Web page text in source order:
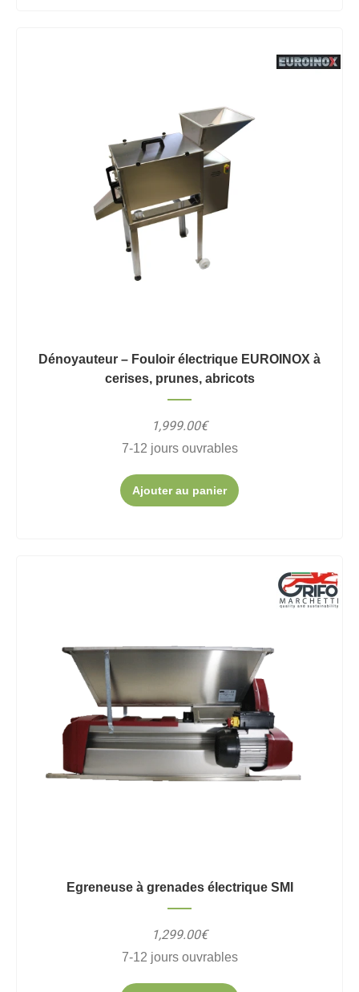
Dénoyauteur – Fouloir électrique EUROINOX à
cerises, prunes, abricots
1,999.00€
7-12 jours ouvrables
Ajouter au panier
Egreneuse à grenades électrique SMI
1,299.00€
7-12 jours ouvrables